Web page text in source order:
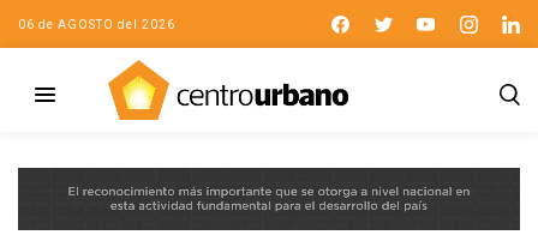
06 de AGOSTO del 2026